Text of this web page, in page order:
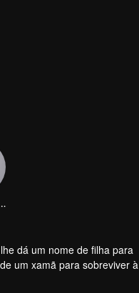
dá um nome de filha para
um xamã para sobreviver à